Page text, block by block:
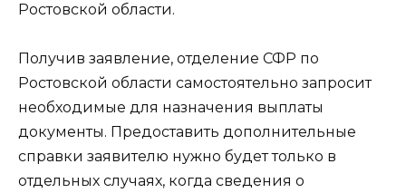
Ростовской области.
Получив заявление, отделение СФР по
Ростовской области самостоятельно запросит
необходимые для назначения выплаты
документы. Предоставить дополнительные
справки заявителю нужно будет только в
отдельных случаях, когда сведения о